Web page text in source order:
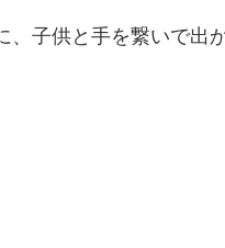
、子供と手を繋いで出